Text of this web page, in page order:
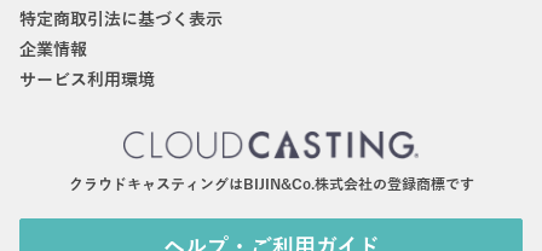
特定商取引法に基づく表示
企業情報
サービス利用環境
クラウドキャスティングはBIJIN&Co.株式会社の登録商標です